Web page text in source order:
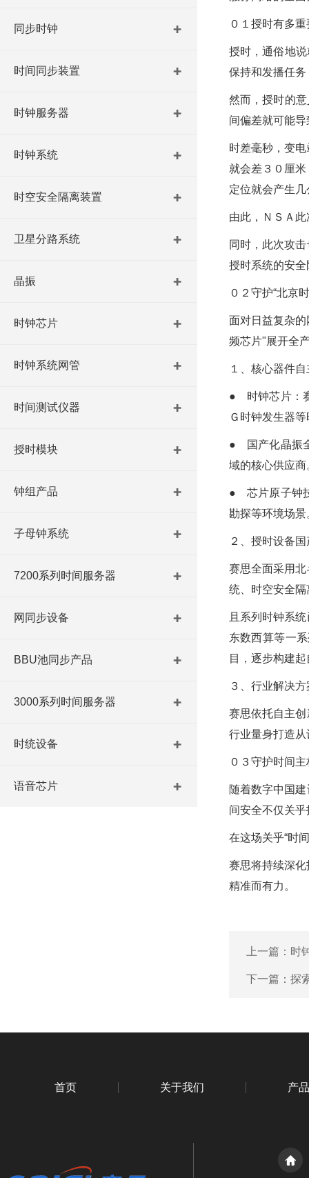
同步时钟
时间同步装置
时钟服务器
时钟系统
时空安全隔离装置
卫星分路系统
晶振
时钟芯片
时钟系统网管
时间测试仪器
授时模块
钟组产品
子母钟系统
7200系列时间服务器
网同步设备
BBU池同步产品
3000系列时间服务器
时统设备
语音芯片
０１授时有多
授时，通俗地
保持和发播任
然而，授时的
间偏差就可能
时差毫秒，变
就会差３０厘
定位就会产生
由此，ＮＳＡ
同时，此次攻
授时系统的安全
０２守护“北京
面对日益复杂
频芯片"展开全
１、核心器件自
● 时钟芯片：
Ｇ时钟发生器
● 国产化晶振
域的核心供应商
● 芯片原子钟
勘探等环境场景
２、授时设备
赛思全面采用
统、时空安全
且系列时钟系
东数西算等一
目，逐步构建
３、行业解决
赛思依托自主
行业量身打造
０３守护时间
随着数字中国
间安全不仅关
在这场关乎“时
赛思将持续深
精准而有力。
上一篇： 时
下一篇： 探
首页 关于我们 产